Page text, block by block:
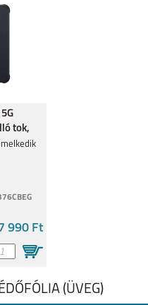
tok,
990 Ft
(ÜVEG)